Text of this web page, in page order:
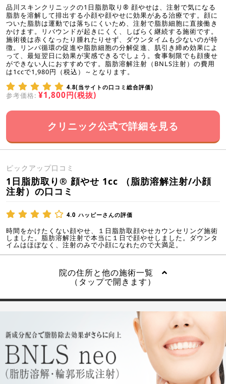
品川スキンクリニックの1日脂肪取り® 顔やせは、注射で気になる
脂肪を溶解して排出する小顔や顔やせに効果がある治療です。顔に
ついた脂肪は運動では落ちにくいため、注射で脂肪細胞に直接働き
かけます。リバウンドが起きにくく、しばらく継続する施術です。
施術後は赤くなったり腫れたりせず、ダウンタイムも少ないのが特
徴。リンパ循環の促進や脂肪細胞の分解促進、肌引き締め効果によ
って、最短翌日に効果が実感できるでしょう。食事制限でも顔痩せ
ができない人におすすめです。脂肪溶解注射（BNLS注射）の費用
は1ccで1,980円（税込）～となります。
4.8(当サイトの口コミ総合評価)
参考価格: ¥1,800円(税抜)
クリニック公式で詳細を見る
ピックアップ口コミ
1日脂肪取り® 顔やせ 1cc （脂肪溶解注射/小顔
注射）の口コミ
4.0 ハッピーさんの評価
時間をかけたくない顔やせ、１日脂肪取顔やせカウンセリング施術
しました。脂肪溶解注射で本当に１日で顔やせしました。ダウンタ
イムはほぼなく、注射のみで小顔になれたので大満足。
院の住所と他の施術一覧
（タップで開きます）